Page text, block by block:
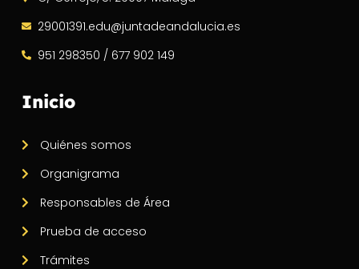
29001391.edu@juntadeandalucia.es
951 298350 / 677 902 149
Inicio
Quiénes somos
Organigrama
Responsables de Área
Prueba de acceso
Trámites